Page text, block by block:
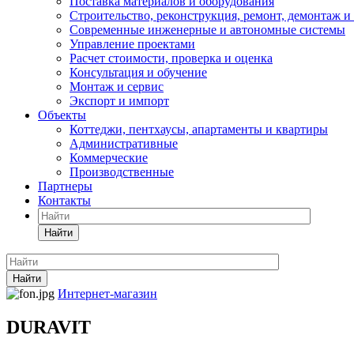
Строительство, реконструкция, ремонт, демонтаж и
Современные инженерные и автономные системы
Управление проектами
Расчет стоимости, проверка и оценка
Консультация и обучение
Монтаж и сервис
Экспорт и импорт
Объекты
Коттеджи, пентхаусы, апартаменты и квартиры
Административные
Коммерческие
Производственные
Партнеры
Контакты
Найти
Найти
Интернет-магазин
DURAVIT